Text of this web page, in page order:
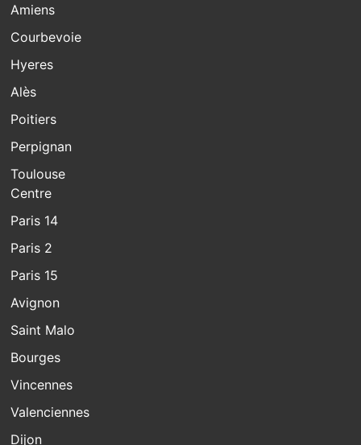
Amiens
Courbevoie
Hyeres
Alès
Poitiers
Perpignan
Toulouse
Centre
Paris 14
Paris 2
Paris 15
Avignon
Saint Malo
Bourges
Vincennes
Valenciennes
Dijon